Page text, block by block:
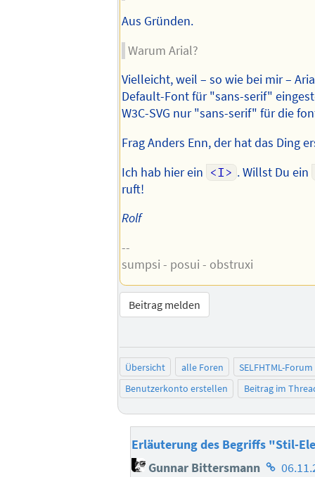
Aus Gründen.
Warum Arial?
Vielleicht, weil – so wie bei mir –
Default-Font für "sans-serif"
W3C-SVG nur "sans-serif" für die
Frag Anders Enn, der hat das Ding
Ich hab hier ein <I> . Willst Du ein
ruft!
Rolf
--
sumpsi - posui - obstruxi
Beitrag melden
Übersicht alle Foren
SELFHTML-Forum
Benutzerkonto erstellen
Beitrag im
Erläuterung des Begriffs "Stil-
Gunnar Bittersmann